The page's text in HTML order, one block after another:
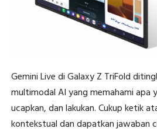
Gemini Live di Galaxy Z TriFold
multimodal AI yang memahami apa
ucapkan, dan lakukan. Cukup ketik
kontekstual dan dapatkan jawaban